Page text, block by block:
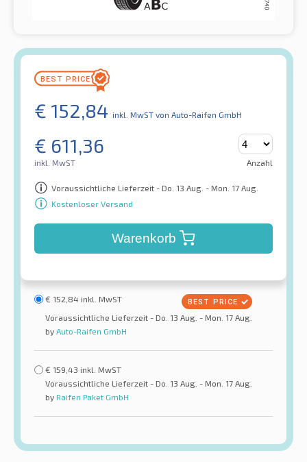
€ 152,84 inkl. MwST von Auto-Raifen GmbH
€ 611,36
inkl. MwST Anzahl
Voraussichtliche Lieferzeit - Do. 13 Aug. - Mon. 17 Aug.
Kostenloser Versand
Warenkorb
€ 152,84 inkl. MwST
Voraussichtliche Lieferzeit - Do. 13 Aug. - Mon. 17 Aug.
by Auto-Raifen GmbH
€ 159,43 inkl. MwST
Voraussichtliche Lieferzeit - Do. 13 Aug. - Mon. 17 Aug.
by Raifen Paket GmbH